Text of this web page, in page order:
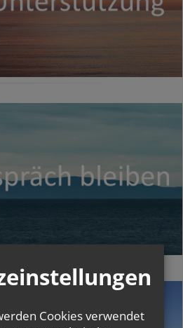
Cookies verwendet